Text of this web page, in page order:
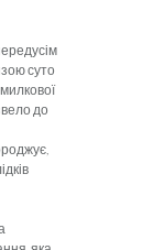
суто
до